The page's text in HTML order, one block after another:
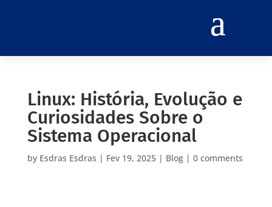
Linux: História, Evolução e
Curiosidades Sobre o
Sistema Operacional
by Esdras Esdras | Fev 19, 2025| Blog| 0 comments